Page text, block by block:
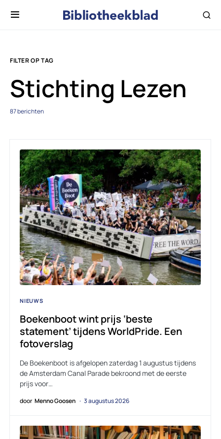
FILTER OP TAG
Stichting Lezen
87 berichten
NIEUWS
Boekenboot wint prijs ‘beste
statement’ tijdens WorldPride. Een
fotoverslag
De Boekenboot is afgelopen zaterdag 1 augustus tijdens
de Amsterdam Canal Parade bekroond met de eerste
prijs voor…
door Menno Goosen 3 augustus 2026